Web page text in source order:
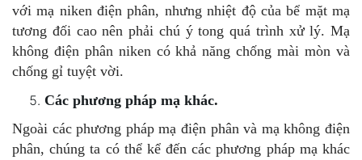
với mạ niken điện phân, nhưng nhiệt độ của bể mặt mạ
tương đối cao nên phải chú ý tong quá trình xử lý. Mạ
không điện phân niken có khả năng chống mài mòn và
chống gỉ tuyệt vời.
Các phương pháp mạ khác.
Ngoài các phương pháp mạ điện phân và mạ không điện
phân, chúng ta có thể kể đến các phương pháp mạ khác